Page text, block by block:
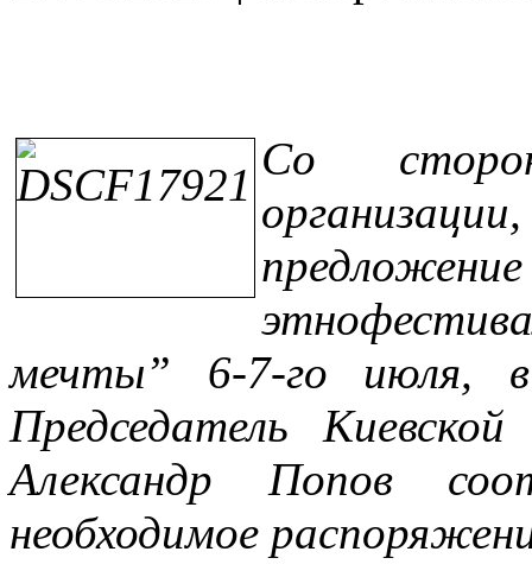
Со
мечты” 6-7-го июля,
Председатель
Александр Попов
необходимое